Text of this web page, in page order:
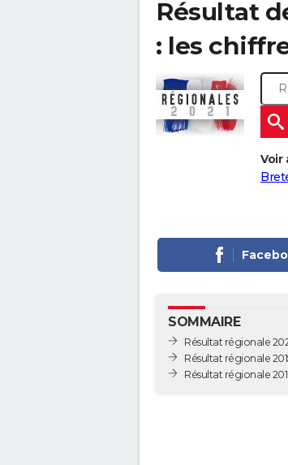
Résultat
: les
Voir
SOMMAIRE
Résultat régionale
Résultat régionale
Résultat régionale